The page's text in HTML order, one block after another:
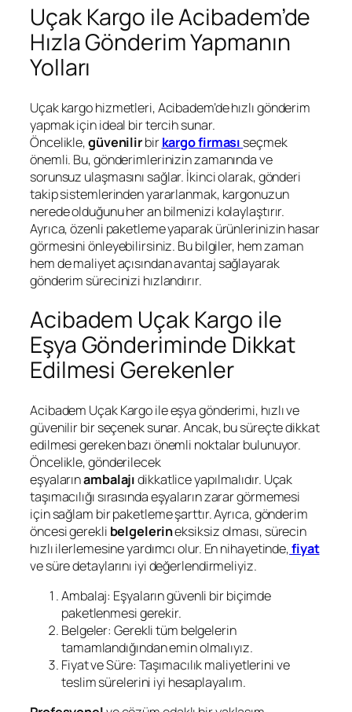
Uçak Kargo ile Acibadem’de
Hızla Gönderim Yapmanın
Yolları
Uçak kargo hizmetleri, Acibadem’de hızlı gönderim
yapmak için ideal bir tercih sunar.
Öncelikle,güvenilirbirkargo firması seçmek
önemli. Bu, gönderimlerinizin zamanında ve
sorunsuz ulaşmasını sağlar. İkinci olarak, gönderi
takip sistemlerinden yararlanmak, kargonuzun
nerede olduğunu her an bilmenizi kolaylaştırır.
Ayrıca, özenli paketleme yaparak ürünlerinizin hasar
görmesini önleyebilirsiniz. Bu bilgiler, hem zaman
hem de maliyet açısından avantaj sağlayarak
gönderim sürecinizi hızlandırır.
Acibadem Uçak Kargo ile
Eşya Gönderiminde Dikkat
Edilmesi Gerekenler
Acibadem Uçak Kargo ile eşya gönderimi, hızlı ve
güvenilir bir seçenek sunar. Ancak, bu süreçte dikkat
edilmesi gereken bazı önemli noktalar bulunuyor.
Öncelikle, gönderilecek
eşyalarınambalajıdikkatlice yapılmalıdır. Uçak
taşımacılığı sırasında eşyaların zarar görmemesi
için sağlam bir paketleme şarttır. Ayrıca, gönderim
öncesi gerekli belgelerineksiksiz olması, sürecin
hızlı ilerlemesine yardımcı olur. En nihayetinde,fiyat
ve süre detaylarını iyi değerlendirmeliyiz.
Ambalaj: Eşyaların güvenli bir biçimde
paketlenmesi gerekir.
Belgeler: Gerekli tüm belgelerin
tamamlandığından emin olmalıyız.
Fiyat ve Süre: Taşımacılık maliyetlerini ve
teslim sürelerini iyi hesaplayalım.